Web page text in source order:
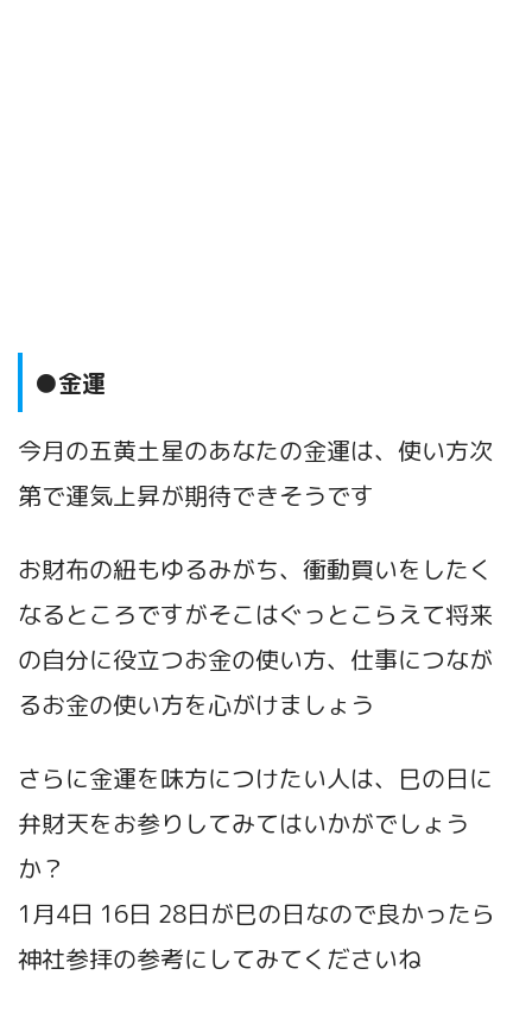
●金運
今月の五黄土星のあなたの金運は、使い方次
第で運気上昇が期待できそうです
お財布の紐もゆるみがち、衝動買いをしたく
なるところですがそこはぐっとこらえて将来
の自分に役立つお金の使い方、仕事につなが
るお金の使い方を心がけましょう
さらに金運を味方につけたい人は、巳の日に
弁財天をお参りしてみてはいかがでしょう
か？
1月4日 16日 28日が巳の日なので良かったら
神社参拝の参考にしてみてくださいね